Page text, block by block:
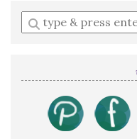
Enter
a